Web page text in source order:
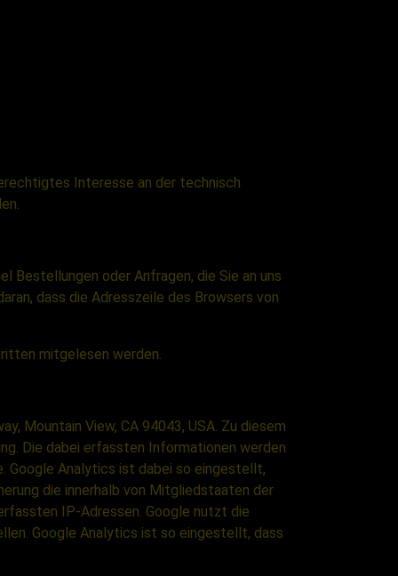
Interesse an der technisch
Bestellungen oder Anfragen, die Sie an uns
dass die Adresszeile des Browsers von
mitgelesen werden.
Mountain View, CA 94043, USA. Zu diesem
Die dabei erfassten Informationen werden
Google Analytics ist dabei so eingestellt,
die innerhalb von Mitgliedstaaten der
IP-Adressen. Google nutzt die
Google Analytics ist so eingestellt, dass